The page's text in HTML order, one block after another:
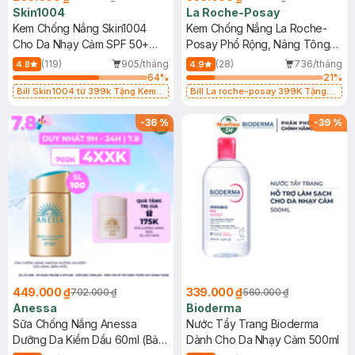
Skin1004
Kem Chống Nắng Skin1004
Cho Da Nhạy Cảm SPF 50+
50ml
4.8 (119)
905/tháng
64%
Bill Skin1004 từ 399k Tặng Kem
SPF 50+ 20ml (SL Có Hạn)
La Roche-Posay
Kem Chống Nắng La Roche-
Posay Phổ Rộng, Nâng Tông
Kiềm Dầu 50ml
4.9 (28)
736/tháng
21%
Bill La roche-posay 399K Tặng
(SL có hạn)
-36%
449.000 ₫702.000 ₫
Anessa
Sữa Chống Nắng Anessa
Dưỡng Da Kiềm Dầu 60ml (Bản
-39 %
339.000 ₫560.000 ₫
Bioderma
Nước Tẩy Trang Bioderma
Dành Cho Da Nhạy Cảm 500ml